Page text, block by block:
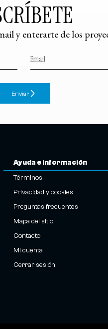
y enterarte de los
Enviar
Ayuda e información
Términos
Privacidad y cookies
Preguntas frecuentes
Mapa del sitio
Contacto
Mi cuenta
Cerrar sesión